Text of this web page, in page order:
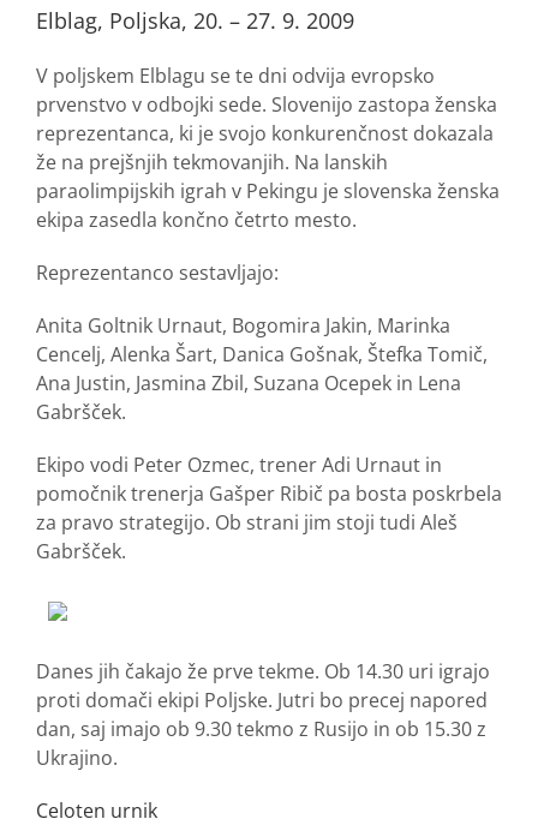
Image
Elblag, Poljska, 20. – 27. 9. 2009
V poljskem Elblagu se te dni odvija evropsko
prvenstvo v odbojki sede. Slovenijo zastopa ženska
reprezentanca, ki je svojo konkurenčnost dokazala
že na prejšnjih tekmovanjih. Na lanskih
paraolimpijskih igrah v Pekingu je slovenska ženska
ekipa zasedla končno četrto mesto.
Reprezentanco sestavljajo:
Anita Goltnik Urnaut, Bogomira Jakin, Marinka
Cencelj, Alenka Šart, Danica Gošnak, Štefka Tomič,
Ana Justin, Jasmina Zbil, Suzana Ocepek in Lena
Gabršček.
Ekipo vodi Peter Ozmec, trener Adi Urnaut in
pomočnik trenerja Gašper Ribič pa bosta poskrbela
za pravo strategijo. Ob strani jim stoji tudi Aleš
Gabršček.
Danes jih čakajo že prve tekme. Ob 14.30 uri igrajo
proti domači ekipi Poljske. Jutri bo precej napored
dan, saj imajo ob 9.30 tekmo z Rusijo in ob 15.30 z
Ukrajino.
Celoten urnik